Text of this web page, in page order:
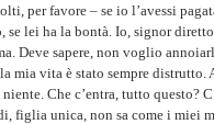
per favore – se io l’avessi
se lei ha la bontà. Io, signor
Deve sapere, non voglio
mia vita è stato sempre distrutto.
Che c’entra, tutto questo?
figlia unica, non sa come i miei